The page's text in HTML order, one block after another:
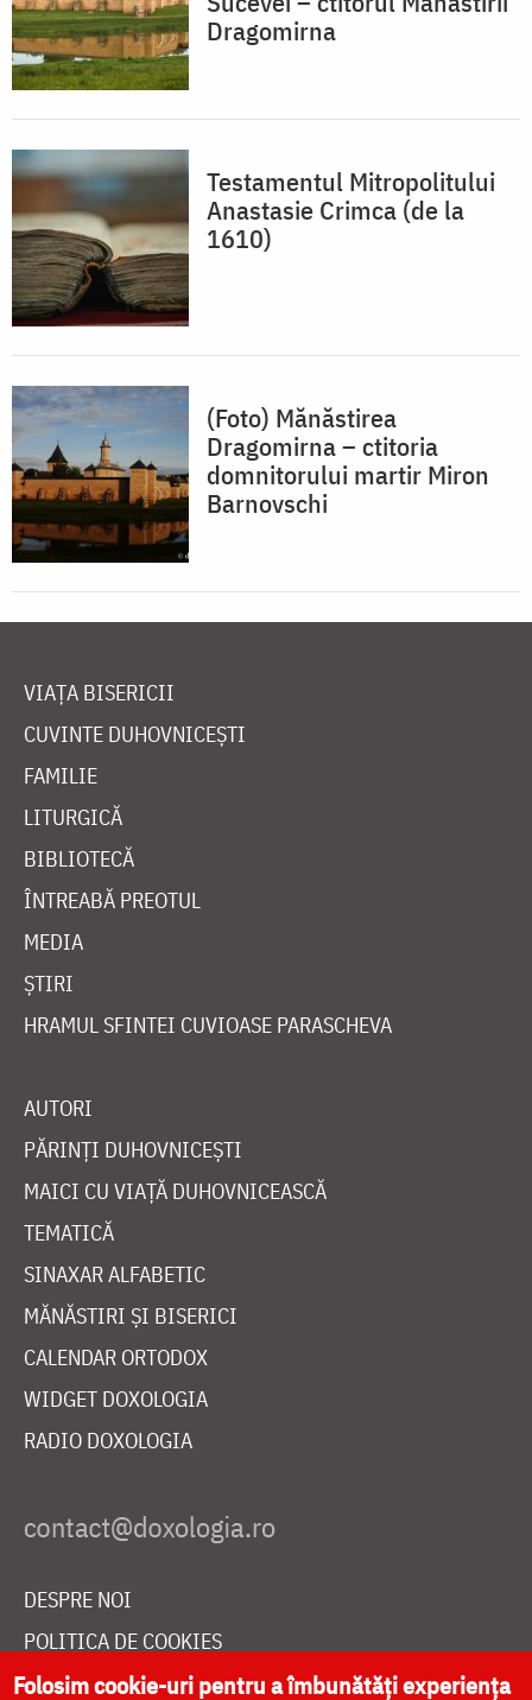
Dragomirna
Testamentul Mitropolitului
Anastasie Crimca (de la
1610)
(Foto) Mănăstirea
Dragomirna – ctitoria
domnitorului martir Miron
Barnovschi
VIAȚA BISERICII
CUVINTE DUHOVNICEȘTI
FAMILIE
LITURGICĂ
BIBLIOTECĂ
ÎNTREABĂ PREOTUL
MEDIA
ȘTIRI
HRAMUL SFINTEI CUVIOASE PARASCHEVA
AUTORI
PĂRINȚI DUHOVNICEȘTI
MAICI CU VIAȚĂ DUHOVNICEASCĂ
TEMATICĂ
SINAXAR ALFABETIC
MĂNĂSTIRI ȘI BISERICI
CALENDAR ORTODOX
WIDGET DOXOLOGIA
RADIO DOXOLOGIA
DESPRE NOI
POLITICA DE COOKIES
DONEAZĂ ONLINE PENTRU CATEDRALA NAȚIONALĂ
Folosim cookie-uri pentru a îmbunătăți experiența